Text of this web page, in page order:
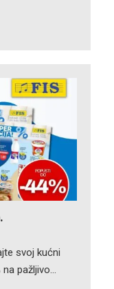
svoj kućni
pažljivo…